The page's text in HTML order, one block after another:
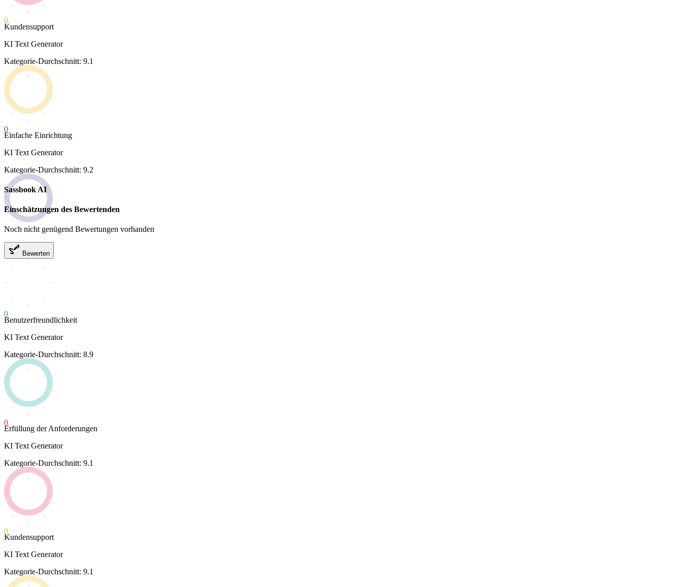
0
Kundensupport
KI Text Generator
Kategorie-Durchschnitt: 9.1
0
Einfache Einrichtung
KI Text Generator
Kategorie-Durchschnitt: 9.2
Sassbook AI
Einschätzungen des Bewertenden
Noch nicht genügend Bewertungen vorhanden
Bewerten
0
Benutzerfreundlichkeit
KI Text Generator
Kategorie-Durchschnitt: 8.9
0
Erfüllung der Anforderungen
KI Text Generator
Kategorie-Durchschnitt: 9.1
0
Kundensupport
KI Text Generator
Kategorie-Durchschnitt: 9.1